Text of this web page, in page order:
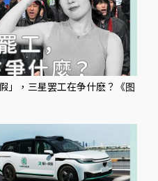
」，三星罢工在争什麽？《图